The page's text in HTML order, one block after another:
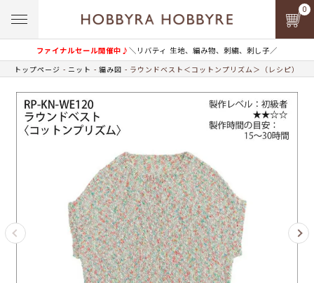
ファイナルセール開催中♪＼リバティ 生地、編み物、刺繍、刺し子／
0
トップページ ニット 編み図 ラウンドベスト＜コットンプリズム＞（レシピ）